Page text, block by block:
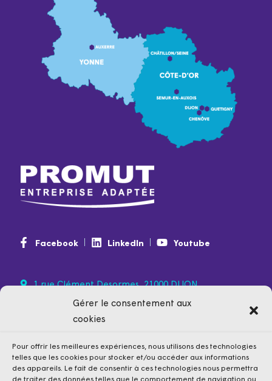
Gérer le consentement aux
cookies
Pour offrir les meilleures expériences, nous utilisons des technologies
telles que les cookies pour stocker et/ou accéder aux informations
des appareils. Le fait de consentir à ces technologies nous permettra
de traiter des données telles que le comportement de navigation ou
Facebook LinkedIn Youtube
1 rue Clément Desormes, 21000 DIJON
0974 350 350(non surtaxé)
contact@promut.fr